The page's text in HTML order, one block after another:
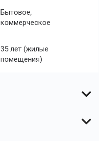
Бытовое,
коммерческое
35 лет (жилые
помещения)